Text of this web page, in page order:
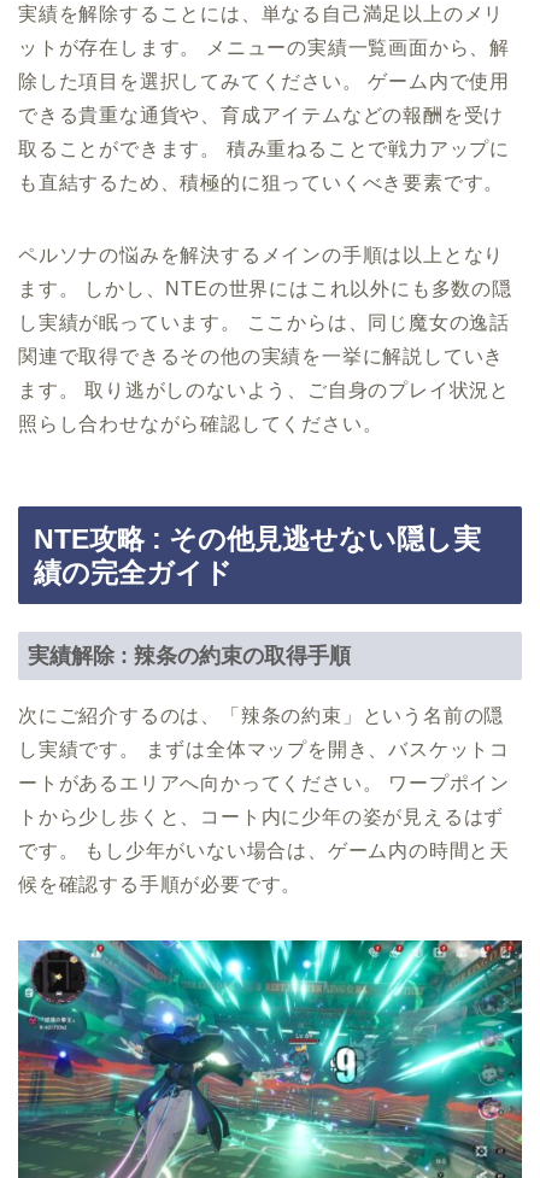
実績を解除することには、単なる自己満足以上のメリ
ットが存在します。 メニューの実績一覧画面から、解
除した項目を選択してみてください。 ゲーム内で使用
できる貴重な通貨や、育成アイテムなどの報酬を受け
取ることができます。 積み重ねることで戦力アップに
も直結するため、積極的に狙っていくべき要素です。
ペルソナの悩みを解決するメインの手順は以上となり
ます。 しかし、NTEの世界にはこれ以外にも多数の隠
し実績が眠っています。 ここからは、同じ魔女の逸話
関連で取得できるその他の実績を一挙に解説していき
ます。 取り逃がしのないよう、ご自身のプレイ状況と
照らし合わせながら確認してください。
NTE攻略 : その他見逃せない隠し実
績の完全ガイド
実績解除 : 辣条の約束の取得手順
次にご紹介するのは、「辣条の約束」という名前の隠
し実績です。 まずは全体マップを開き、バスケットコ
ートがあるエリアへ向かってください。 ワープポイン
トから少し歩くと、コート内に少年の姿が見えるはず
です。 もし少年がいない場合は、ゲーム内の時間と天
候を確認する手順が必要です。